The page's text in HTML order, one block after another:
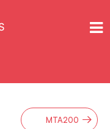
MTA200 →